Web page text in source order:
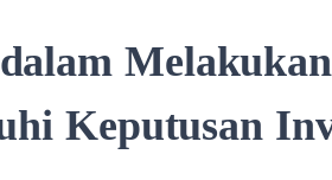
Keputusan